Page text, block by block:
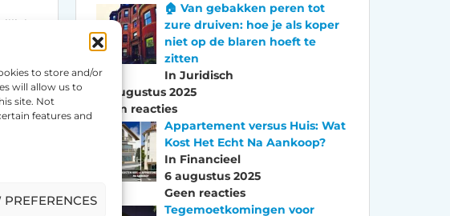
to store and/or
will allow us to
site. Not
features and
is
5
geen
de
🏠 Van gebakken peren tot
zure druiven: hoe je als koper
niet op de blaren hoeft te
zitten
In Juridisch
18 augustus 2025
Geen reacties
Appartement versus Huis: Wat
Kost Het Echt Na Aankoop?
In Financieel
6 augustus 2025
Geen reacties
Tegemoetkomingen voor